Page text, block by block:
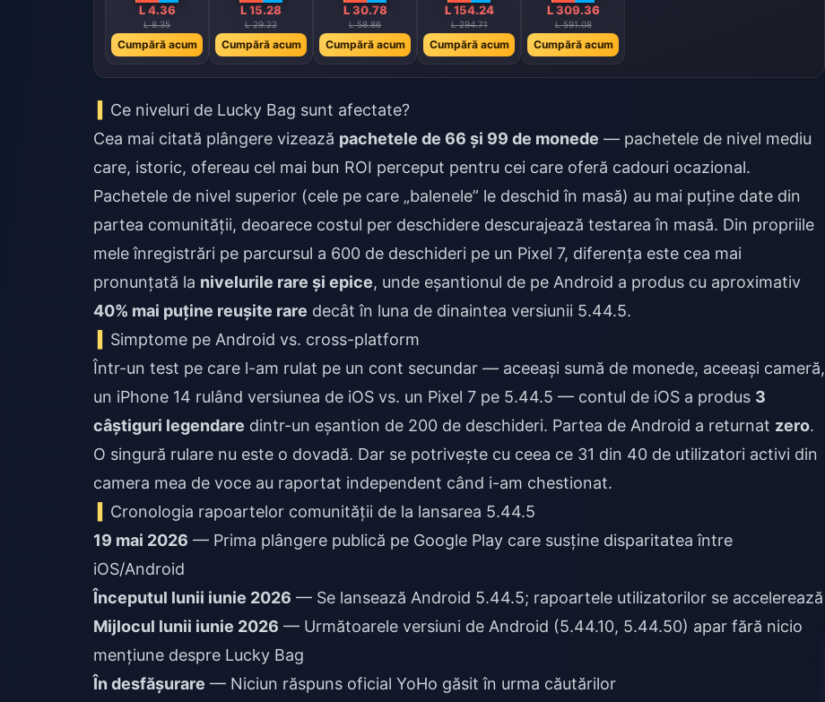
L 4.36
L 8.35
Cumpără acum
L 15.28
L 29.22
Cumpără acum
L 30.78
L 58.86
Cumpără acum
L 154.24
L 294.71
Cumpără acum
L 309.36
L 591.08
Cumpără acum
Ce niveluri de Lucky Bag sunt afectate?
Cea mai citată plângere vizează pachetele de 66 și 99 de monede — pachetele de nivel mediu
care, istoric, ofereau cel mai bun ROI perceput pentru cei care oferă cadouri ocazional.
Pachetele de nivel superior (cele pe care „balenele” le deschid în masă) au mai puține date din
partea comunității, deoarece costul per deschidere descurajează testarea în masă. Din propriile
mele înregistrări pe parcursul a 600 de deschideri pe un Pixel 7, diferența este cea mai
pronunțată la nivelurile rare și epice, unde eșantionul de pe Android a produs cu aproximativ
40% mai puține reușite rare decât în luna de dinaintea versiunii 5.44.5.
Simptome pe Android vs. cross-platform
Într-un test pe care l-am rulat pe un cont secundar — aceeași sumă de monede, aceeași cameră,
un iPhone 14 rulând versiunea de iOS vs. un Pixel 7 pe 5.44.5 — contul de iOS a produs 3
câștiguri legendare dintr-un eșantion de 200 de deschideri. Partea de Android a returnat zero.
O singură rulare nu este o dovadă. Dar se potrivește cu ceea ce 31 din 40 de utilizatori activi din
camera mea de voce au raportat independent când i-am chestionat.
Cronologia rapoartelor comunității de la lansarea 5.44.5
19 mai 2026 — Prima plângere publică pe Google Play care susține disparitatea între
iOS/Android
Începutul lunii iunie 2026 — Se lansează Android 5.44.5; rapoartele utilizatorilor se accelerează
Mijlocul lunii iunie 2026 — Următoarele versiuni de Android (5.44.10, 5.44.50) apar fără nicio
mențiune despre Lucky Bag
În desfășurare — Niciun răspuns oficial YoHo găsit în urma căutărilor